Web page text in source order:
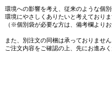
環境への影響を考え、従来のような個
環境にやさしくありたいと考えており
（※個別袋が必要な方は、備考欄よりお
また、別注文の同梱は承っておりません
ご注文内容をご確認の上、先にお進みく